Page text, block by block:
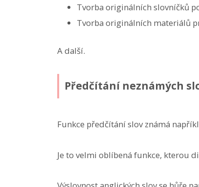
Tvorba originálních slovníčků
Tvorba originálních materiálů
A další.
Předčítání neznámých
Funkce předčítání slov známá
Je to velmi oblíbená funkce, kterou